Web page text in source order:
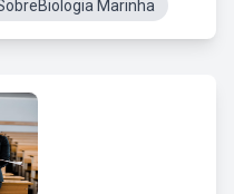
Marinha